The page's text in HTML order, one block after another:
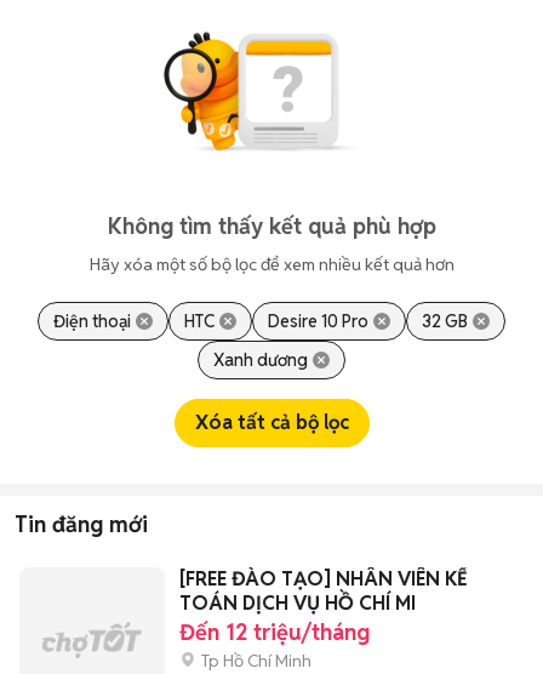
Không tìm thấy kết quả phù hợp
Hãy xóa một số bộ lọc để xem nhiều kết quả hơn
Điện thoại HTC Desire 10 Pro
32 GB
Xanh dương
Xóa tất cả bộ lọc
Tin đăng mới
[FREE ĐÀO TẠO] NHÂN VIÊN KẾ
TOÁN DỊCH VỤ HỒ CHÍ MI
Đến 12 triệu/tháng
Tp Hồ Chí Minh